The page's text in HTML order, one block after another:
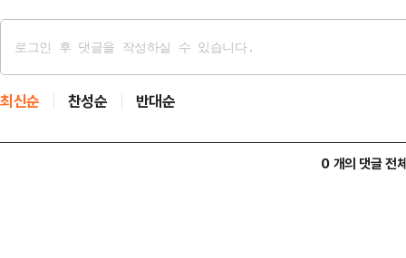
최신순 찬성순 반대순
0 개의 댓글 전